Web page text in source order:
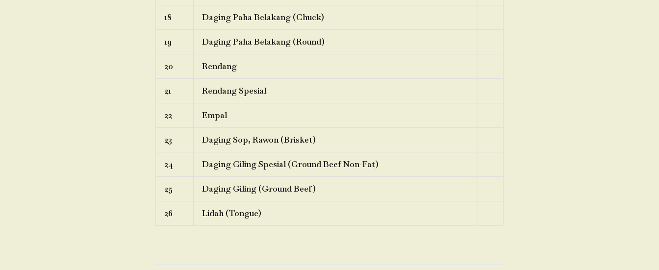
18 Daging Paha Belakang (Chuck)
19 Daging Paha Belakang (Round)
20 Rendang
21 Rendang Spesial
22 Empal
23 Daging Sop, Rawon (Brisket)
24 Daging Giling Spesial (Ground Beef Non-Fat)
25 Daging Giling (Ground Beef)
26 Lidah (Tongue)